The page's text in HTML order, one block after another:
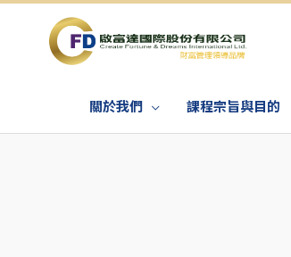
關於我們 課程宗旨與目的